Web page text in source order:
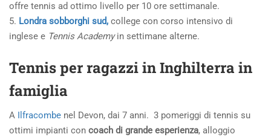
offre tennis ad ottimo livello per 10 ore settimanale.
5. Londra sobborghi sud, college con corso intensivo di
inglese e Tennis Academyin settimane alterne.
Tennis per ragazzi in Inghilterra in
famiglia
A Ilfracombe nel Devon, dai 7 anni. 3 pomeriggi di tennis su
ottimi impianti con coach di grande esperienza, alloggio